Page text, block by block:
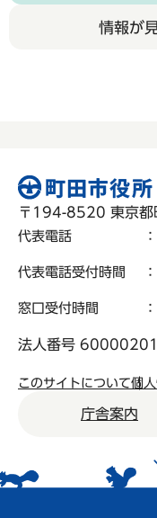
情報が
〒194-8520 東京都
代表電話 ：
代表電話受付時間
窓口受付時間
法人番号
このサイトについて個
庁舎案内